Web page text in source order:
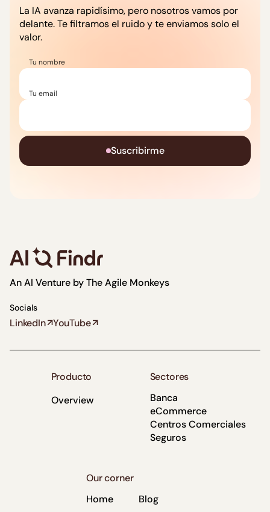
Autores
AI Findr Team
AI Findr Team
La IA avanza rapidísimo, pero nosotros vamos por
delante. Te filtramos el ruido y te enviamos solo el
valor.
Tu nombre
Tu email
Suscribirme
An AI Venture byThe Agile Monkeys
Socials
LinkedIn YouTube
Producto
Overview
Sectores
Banca
eCommerce
Centros Comerciales
Seguros
Our corner
Home
Blog